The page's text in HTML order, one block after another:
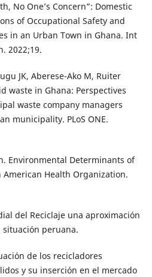
No One’s Concern”: Domestic
of Occupational Safety and
in an Urban Town in Ghana. Int
2022;19.
JK, Aberese-Ako M, Ruiter
waste in Ghana: Perspectives
waste company managers
municipality. PLoS ONE.
Environmental Determinants of
American Health Organization.
del Reciclaje una aproximación
peruana.
de los recicladores
y su inserción en el mercado